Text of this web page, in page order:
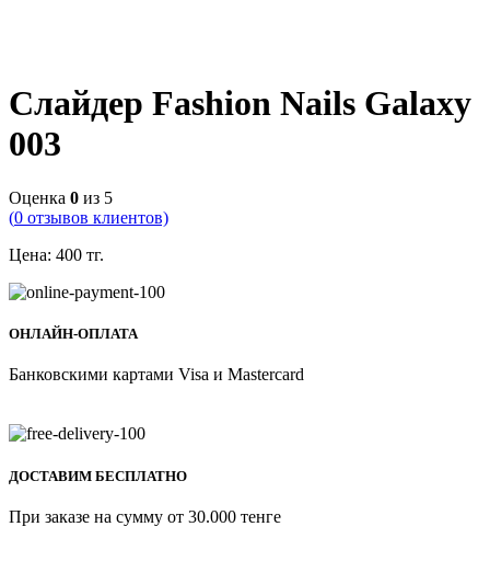
Слайдер Fashion Nails Galaxy
003
Оценка 0 из 5
(0 отзывов клиентов)
Цена: 400 тг.
ОНЛАЙН-ОПЛАТА
Банковскими картами Visa и Mastercard
ДОСТАВИМ БЕСПЛАТНО
При заказе на сумму от 30.000 тенге